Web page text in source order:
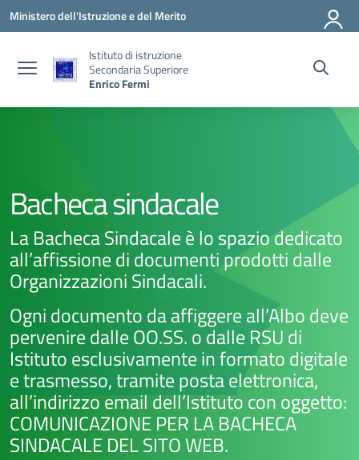
Vai ai contenuti
Vai al menu di navigazione
Vai al footer
Ministero dell'Istruzione e del Merito
Istituto di istruzione
Secondaria Superiore
Enrico Fermi
Bacheca sindacale
La Bacheca Sindacale è lo spazio dedicato
all’affissione di documenti prodotti dalle
Organizzazioni Sindacali.
Ogni documento da affiggere all’Albo deve
pervenire dalle OO.SS. o dalle RSU di
Istituto esclusivamente in formato digitale
e trasmesso, tramite posta elettronica,
all’indirizzo email dell’Istituto con oggetto:
COMUNICAZIONE PER LA BACHECA
SINDACALE DEL SITO WEB.